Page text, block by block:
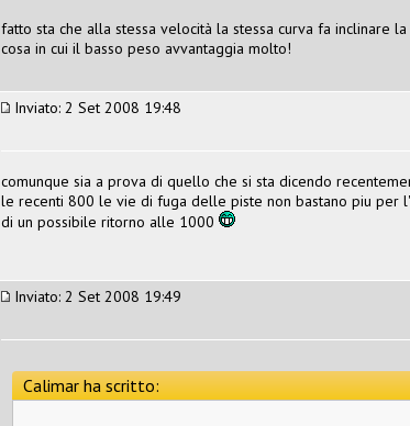
fatto sta che alla stessa velocità la stessa curva fa inclinare
cosa in cui il basso peso avvantaggia molto!
Inviato: 2 Set 2008 19:48
comunque sia a prova di quello che si sta dicendo
le recenti 800 le vie di fuga delle piste non bastano piu per
di un possibile ritorno alle 1000
Inviato: 2 Set 2008 19:49
Calimar ha scritto: